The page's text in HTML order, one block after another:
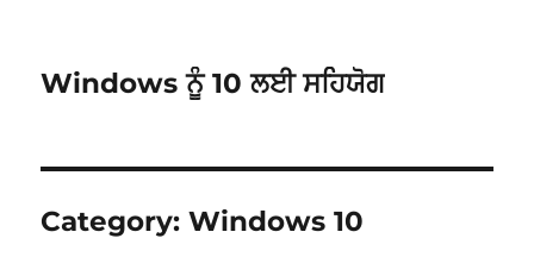
Windows ਨੂੰ 10 ਲਈ ਸਹਿਯੋਗ
Category:Windows 10